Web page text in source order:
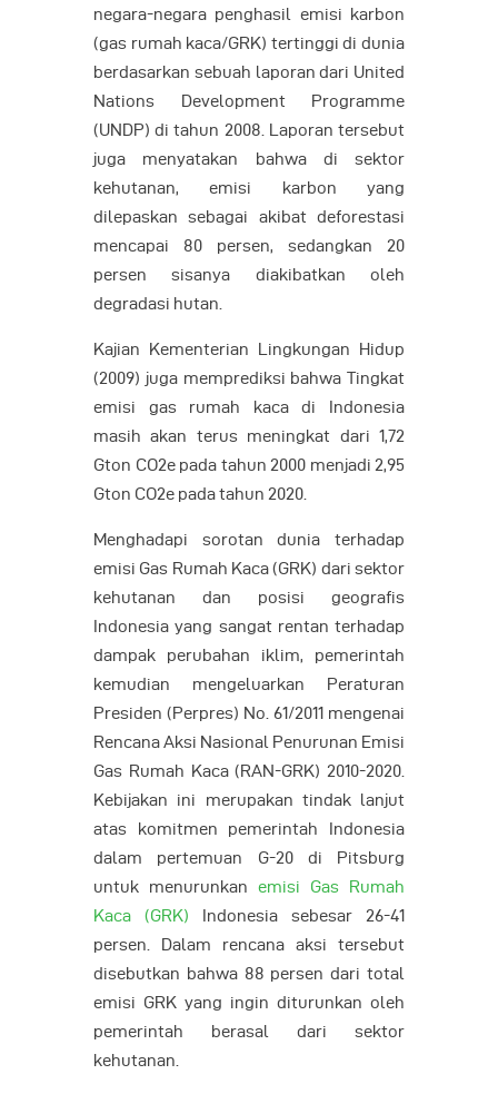
negara-negara penghasil emisi karbon
(gas rumah kaca/GRK) tertinggi di dunia
berdasarkan sebuah laporan dari United
Nations Development Programme
(UNDP) di tahun 2008. Laporan tersebut
juga menyatakan bahwa di sektor
kehutanan, emisi karbon yang
dilepaskan sebagai akibat deforestasi
mencapai 80 persen, sedangkan 20
persen sisanya diakibatkan oleh
degradasi hutan.
Kajian Kementerian Lingkungan Hidup
(2009) juga memprediksi bahwa Tingkat
emisi gas rumah kaca di Indonesia
masih akan terus meningkat dari 1,72
Gton CO2e pada tahun 2000 menjadi 2,95
Gton CO2e pada tahun 2020.
Menghadapi sorotan dunia terhadap
emisi Gas Rumah Kaca (GRK) dari sektor
kehutanan dan posisi geografis
Indonesia yang sangat rentan terhadap
dampak perubahan iklim, pemerintah
kemudian mengeluarkan Peraturan
Presiden (Perpres) No. 61/2011 mengenai
Rencana Aksi Nasional Penurunan Emisi
Gas Rumah Kaca (RAN-GRK) 2010-2020.
Kebijakan ini merupakan tindak lanjut
atas komitmen pemerintah Indonesia
dalam pertemuan G-20 di Pitsburg
untuk menurunkan emisi Gas Rumah
Kaca (GRK) Indonesia sebesar 26-41
persen. Dalam rencana aksi tersebut
disebutkan bahwa 88 persen dari total
emisi GRK yang ingin diturunkan oleh
pemerintah berasal dari sektor
kehutanan.